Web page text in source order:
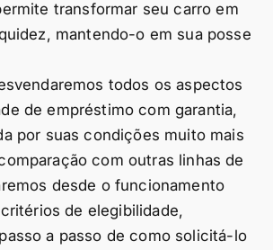
transformar seu carro em
mantendo-o em sua posse
todos os aspectos
de empréstimo com garantia,
por suas condições muito mais
com outras linhas de
desde o funcionamento
de elegibilidade,
a passo de como solicitá-lo